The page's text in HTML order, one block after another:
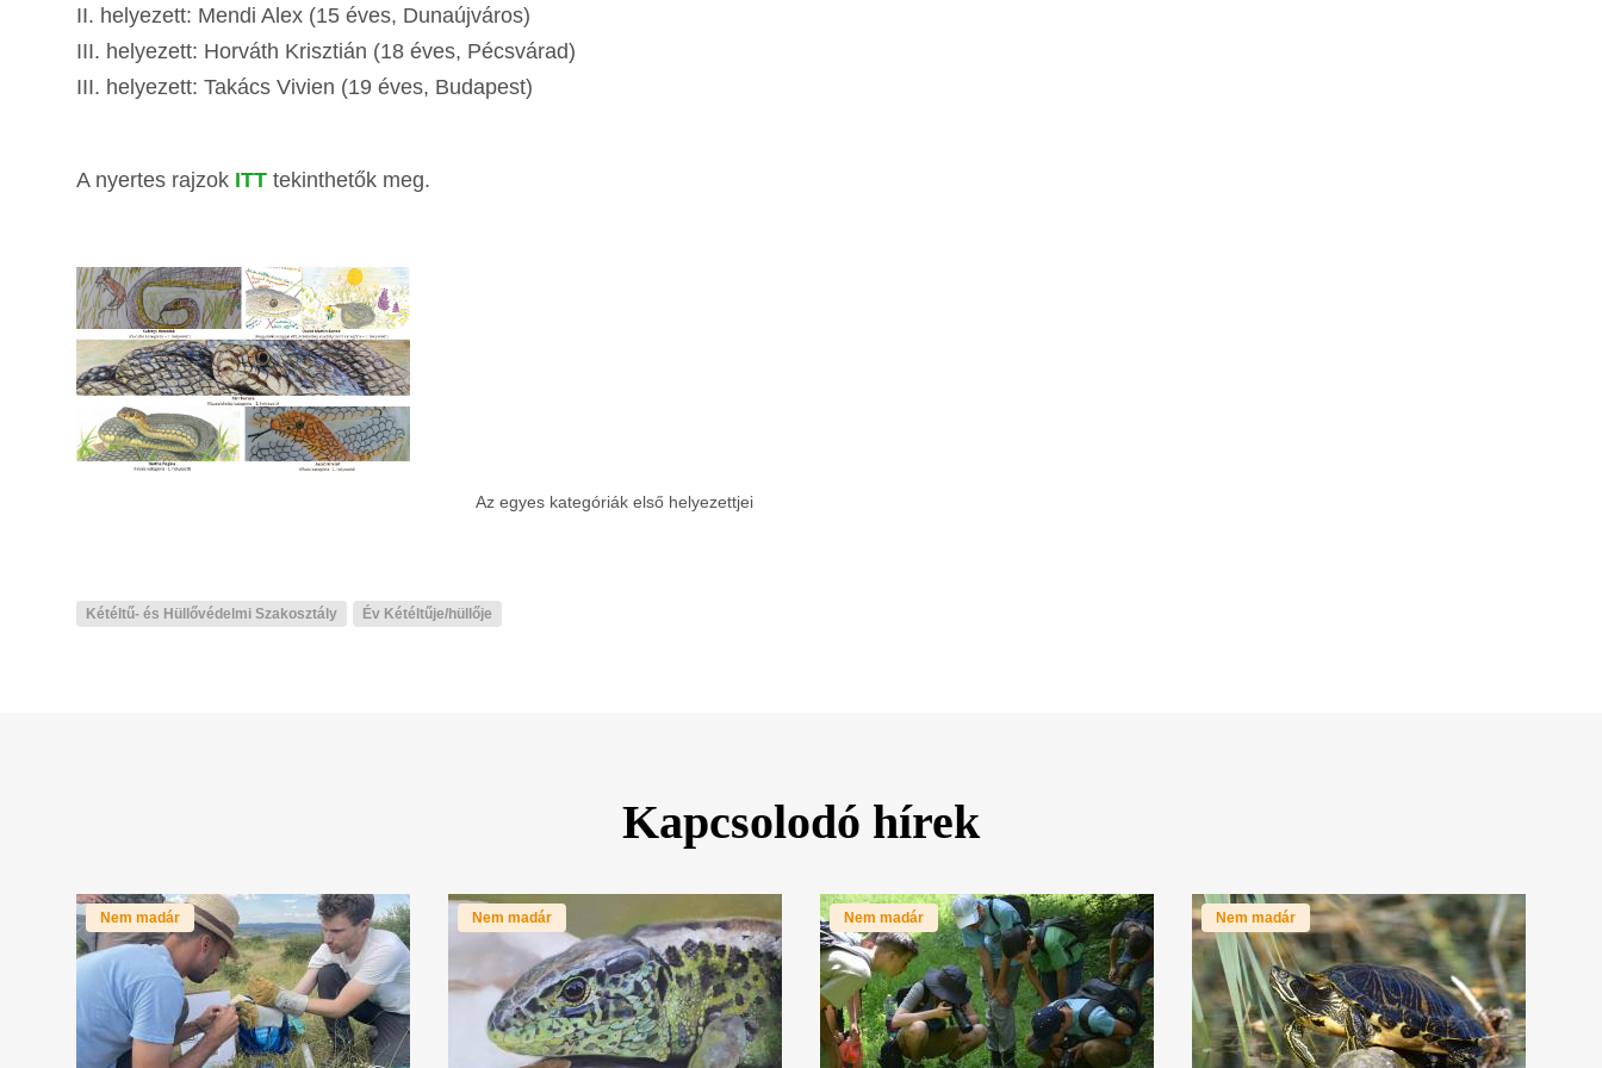
II. helyezett: Mendi Alex (15 éves, Dunaújváros)
III. helyezett: Horváth Krisztián (18 éves, Pécsvárad)
III. helyezett: Takács Vivien (19 éves, Budapest)
A nyertes rajzok ITT tekinthetők meg.
Az egyes kategóriák első helyezettjei
Kétéltű- és Hüllővédelmi Szakosztály Év Kétéltűje/hüllője
Kapcsolodó hírek
Nem madár Nem madár Nem madár Nem madár